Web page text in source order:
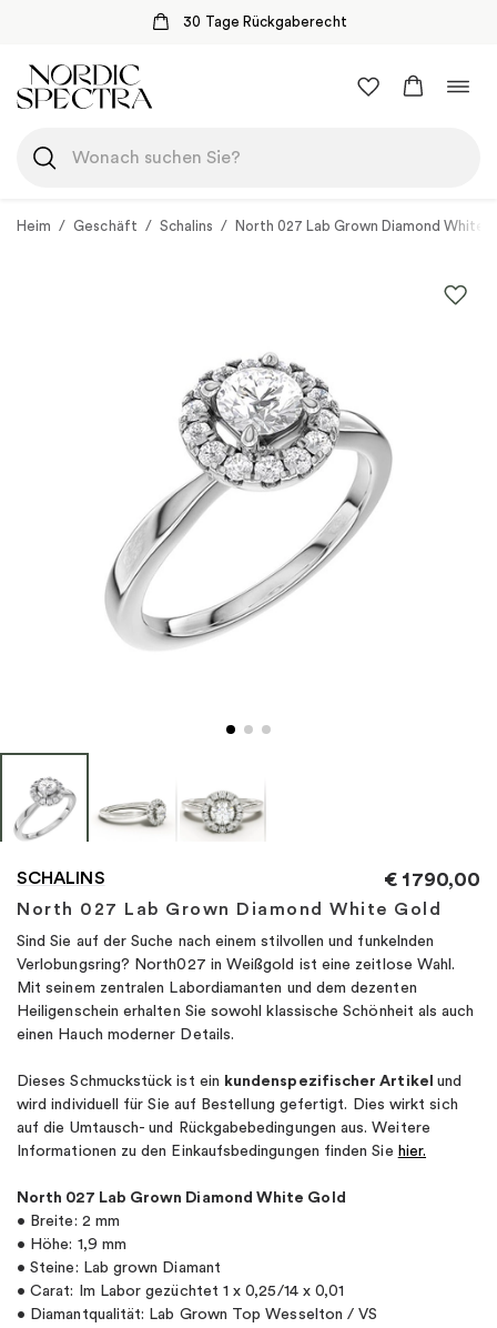
30 Tage Rückgaberecht
Inhalt
springen
Heim / Geschäft / Schalins / North 027 Lab Grown Diamond White
SCHALINS
North 027 Lab Grown Diamond White Gold
€ 1790,00
Sind Sie auf der Suche nach einem stilvollen und funkelnden
Verlobungsring? North027 in Weißgold ist eine zeitlose Wahl.
Mit seinem zentralen Labordiamanten und dem dezenten
Heiligenschein erhalten Sie sowohl klassische Schönheit als auch
einen Hauch moderner Details.
Dieses Schmuckstück ist ein kundenspezifischer Artikel und
wird individuell für Sie auf Bestellung gefertigt. Dies wirkt sich
auf die Umtausch- und Rückgabebedingungen aus. Weitere
Informationen zu den Einkaufsbedingungen finden Sie hier.
North 027 Lab Grown Diamond White Gold
• Breite: 2 mm
• Höhe: 1,9 mm
• Steine: Lab grown Diamant
• Carat: Im Labor gezüchtet 1 x 0,25/14 x 0,01
• Diamantqualität: Lab Grown Top Wesselton / VS